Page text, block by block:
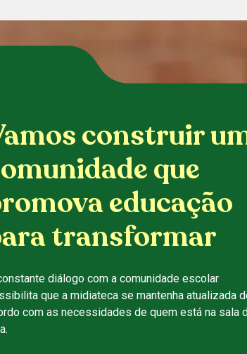
construir
que
educação
transformar
diálogo com a comunidade escolar
que a midiateca se mantenha atualizada
com as necessidades de quem está na sala